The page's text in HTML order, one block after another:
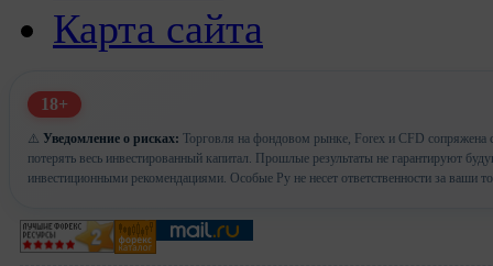
Карта сайта
18+
⚠️ Уведомление о рисках: Торговля на фондовом рынке, Forex и CFD сопряжена
потерять весь инвестированный капитал. Прошлые результаты не гарантируют
инвестиционными рекомендациями. Особые Ру не несет ответственности за ваши